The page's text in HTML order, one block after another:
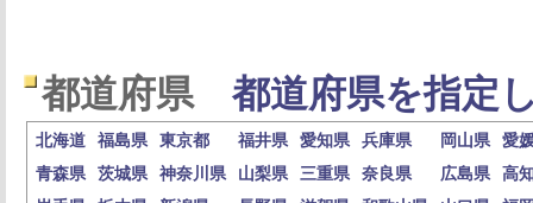
都道府県 都道府県を指定
北海道 福島県 東京都 福井県 愛知県 兵庫県 岡山県
愛
青森県
茨城県 神奈川県 山梨県 三重県 奈良県 広島県
高